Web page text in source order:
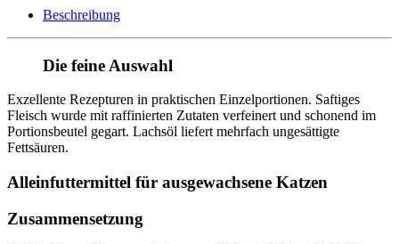
Menge
Beschreibung
Die feine Auswahl
Exzellente Rezepturen in praktischen Einzelportionen. Saftiges
Fleisch wurde mit raffinierten Zutaten verfeinert und schonend im
Portionsbeutel gegart. Lachsöl liefert mehrfach ungesättigte
Fettsäuren.
Alleinfuttermittel für ausgewachsene Katzen
Zusammensetzung